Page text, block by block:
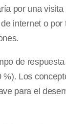
por una
internet o por
de
Los
para el